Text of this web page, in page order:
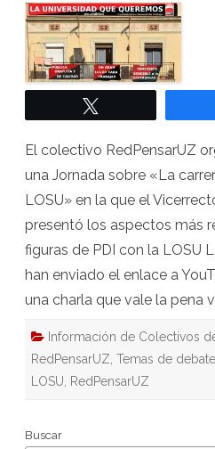
La
carrera
académica
con
LOSU
El colectivo RedPensarUZ
una Jornada sobre «La
LOSU» en la que el
presentó los aspectos más
figuras de PDI con la LOSU
han enviado el enlace a
una charla que vale la pena
Información de Colectivos
RedPensarUZ Temas de debate
LOSU
RedPensarUZ
Buscar